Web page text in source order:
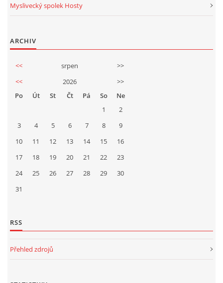
Myslivecký spolek Hosty
ARCHIV
<< srpen
>>
<<
2026
>>
Po
Út St Čt Pá So
Ne
1
2
3
4 5 6 7 8
9
10
11 12 13 14 15
16
17
18 19 20 21 22
23
24
25 26 27 28 29
30
31
RSS
Přehled zdrojů